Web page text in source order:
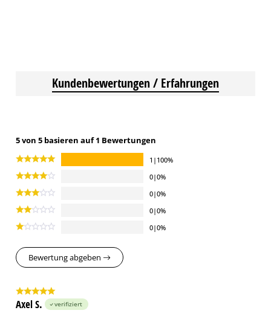
Kundenbewertungen / Erfahrungen
5 von 5 basieren auf 1 Bewertungen
1|100%
0|0%
0|0%
0|0%
0|0%
Bewertung abgeben
Axel S. verifiziert